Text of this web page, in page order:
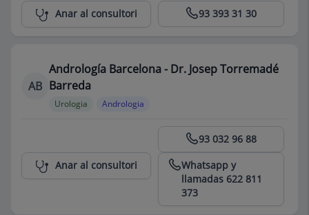
Centro Médico Teknon 93 393 31 30
Anar al consultori
AB
Andrología Barcelona - Dr. Josep Torremadé
Barreda
Urologia Andrologia
93 032 96 88
Whatsapp y
llamadas 622 811
373
Anar al consultori